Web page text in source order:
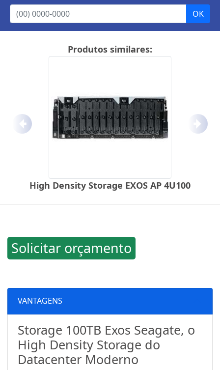
Produtos similares:
High Density Storage EXOS AP 4U100
Anterior
Solicitar orçamento
VANTAGENS
Storage 100TB Exos Seagate, o
High Density Storage do
Datacenter Moderno